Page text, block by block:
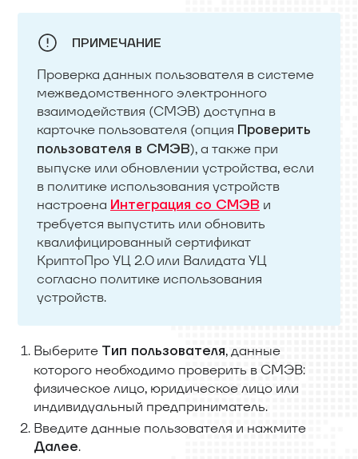
ПРИМЕЧАНИЕ
Проверка данных пользователя в системе
межведомственного электронного
взаимодействия (СМЭВ) доступна в
карточке пользователя (опция Проверить
пользователя в СМЭВ), а также при
выпуске или обновлении устройства, если
в политике использования устройств
настроена Интеграция со СМЭВ и
требуется выпустить или обновить
квалифицированный сертификат
КриптоПро УЦ 2.0 или Валидата УЦ
согласно политике использования
устройств.
Выберите Тип пользователя, данные
которого необходимо проверить в СМЭВ:
физическое лицо, юридическое лицо или
индивидуальный предприниматель.
Введите данные пользователя и нажмите
Далее.